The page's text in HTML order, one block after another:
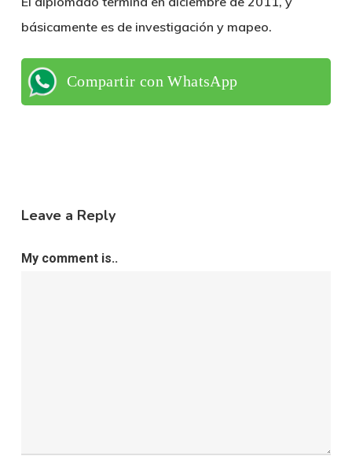
básicamente es de investigación y mapeo.
Compartir con WhatsApp
Leave a Reply
My comment is..